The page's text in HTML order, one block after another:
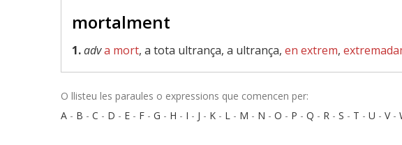
mortalment
1.adva mort, a tota ultrança, a ultrança, en extrem,
O llisteu les paraules o expressions que comencen per:
A - B - C - D - E - F - G - H - I - J - K - L - M - N - O - P - Q - R - S - T - U - V-